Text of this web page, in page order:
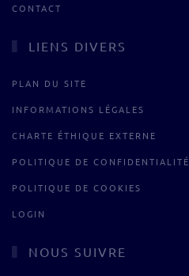
CONTACT
LIENS DIVERS
PLAN DU SITE
INFORMATIONS LÉGALES
CHARTE ÉTHIQUE EXTERNE
POLITIQUE DE CONFIDENTIALITÉ
POLITIQUE DE COOKIES
LOGIN
NOUS SUIVRE